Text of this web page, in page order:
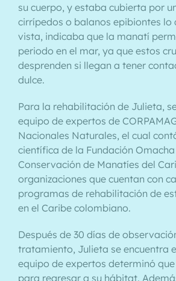
su cuerpo, y estaba cubierta por
cirrípedos o balanos epibiontes lo
vista, indicaba que la manatí
periodo en el mar, ya que estos
desprenden si llegan a tener
dulce.
Para la rehabilitación de Julieta,
equipo de expertos de
Nacionales Naturales, el cual
científica de la Fundación
Conservación de Manatíes del
organizaciones que cuentan con
programas de rehabilitación de
en el Caribe colombiano.
Después de 30 días de
tratamiento, Julieta se encuentra
equipo de expertos determinó
para regresar a su hábitat.